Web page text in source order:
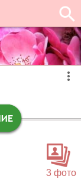
3 фото